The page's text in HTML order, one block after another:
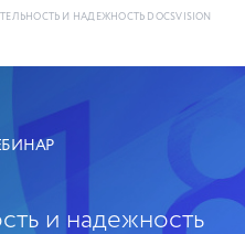
И НАДЕЖНОСТЬ DOCSVISION
и надежность